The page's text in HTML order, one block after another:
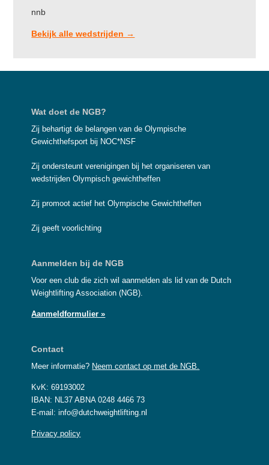
nnb
Bekijk alle wedstrijden →
Footer
Wat doet de NGB?
Zij behartigt de belangen van de Olympische
Gewichthefsport bij NOC*NSF
Zij ondersteunt verenigingen bij het organiseren van
wedstrijden Olympisch gewichtheffen
Zij promoot actief het Olympische Gewichtheffen
Zij geeft voorlichting
Aanmelden bij de NGB
Voor een club die zich wil aanmelden als lid van de Dutch
Weightlifting Association (NGB).
Aanmeldformulier »
Contact
Meer informatie? Neem contact op met de NGB.
KvK: 69193002
IBAN: NL37 ABNA 0248 4466 73
E-mail: info@dutchweightlifting.nl
Privacy policy